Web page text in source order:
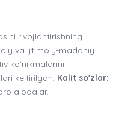
rivojlantirishning
va ijtimoiy-madaniy
ko'nikmalarini
keltirilgan. Kalit so'zlar:
aloqalar.